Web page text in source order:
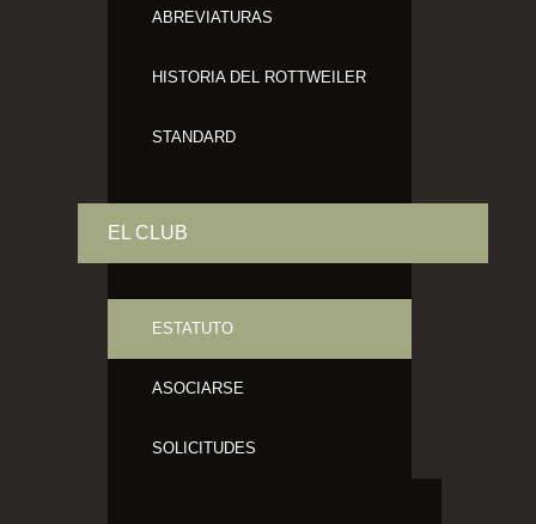
ABREVIATURAS
HISTORIA DEL ROTTWEILER
STANDARD
EL CLUB
ESTATUTO
ASOCIARSE
SOLICITUDES